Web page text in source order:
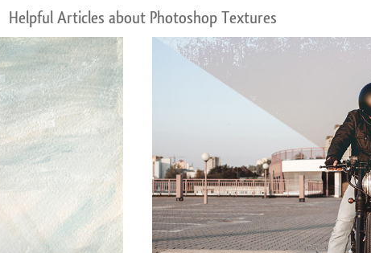
Helpful Articles about Photoshop Textures